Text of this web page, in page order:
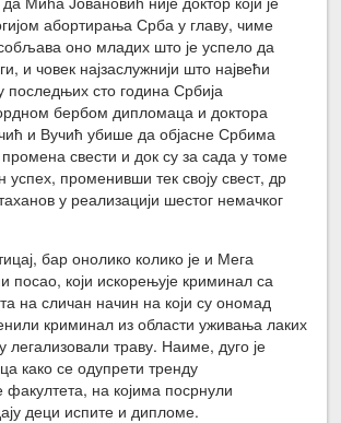
абортирања Срба у главу, чиме
оно младих што је успело да
и човек најзаслужнији што највећи
сто година Србија
бербом дипломаца и доктора
и Вучић убише да објасне Србима
свести и док су за сада у томе
променивши тек своју свест, др
у реализацији шестог немачког
бар онолико колико је и Мега
посао, који искорењује криминал са
на сличан начин на који су ономад
криминал из области уживања лаких
легализовали траву. Наиме, дуго је
како се одупрети тренду
факултета, на којима посрнули
деци испите и дипломе.